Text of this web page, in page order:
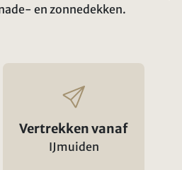
en zonnedekken.
Vertrekken vanaf
IJmuiden